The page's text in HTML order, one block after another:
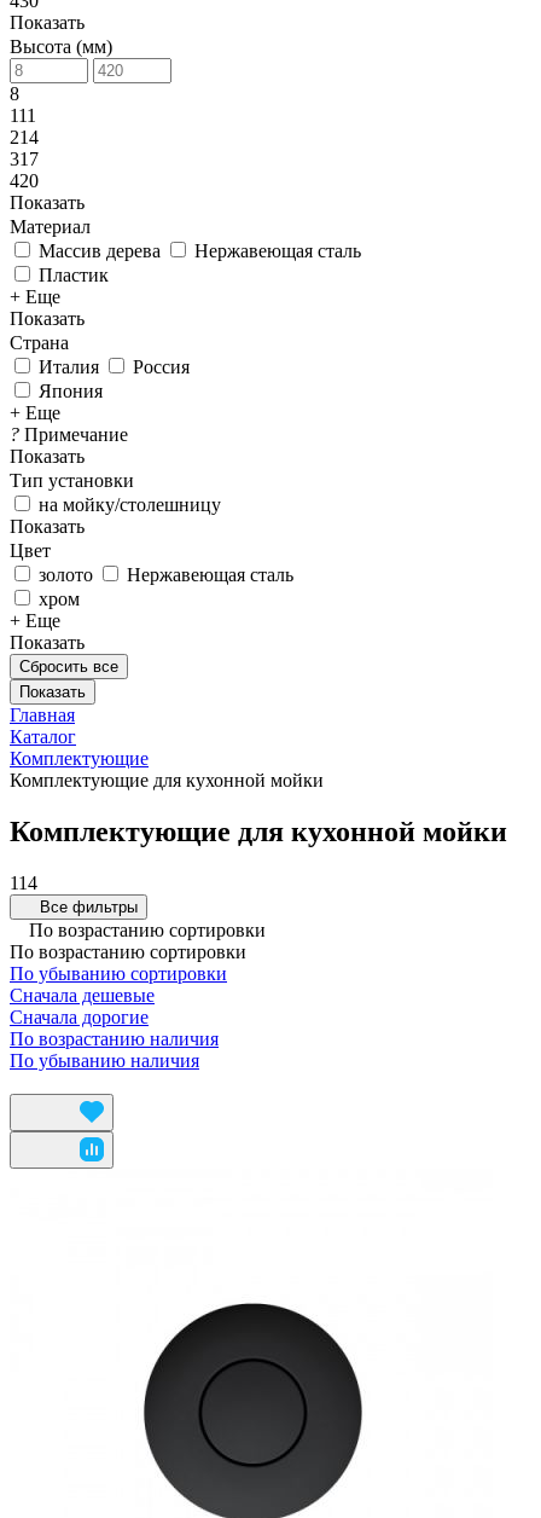
Показать
Высота (мм)
8
111
214
317
420
Показать
Материал
Массив дерева
Нержавеющая сталь
Пластик
+ Еще
Показать
Страна
Италия
Россия
Япония
+ Еще
? Примечание
Показать
Тип установки
на мойку/столешницу
Показать
Цвет
золото
Нержавеющая сталь
хром
+ Еще
Показать
Сбросить все
Главная
Каталог
Комплектующие
Комплектующие для кухонной мойки
Комплектующие для кухонной мойки
114
Все фильтры
По возрастанию сортировки
По возрастанию сортировки
По убыванию сортировки
Сначала дешевые
Сначала дорогие
По возрастанию наличия
По убыванию наличия